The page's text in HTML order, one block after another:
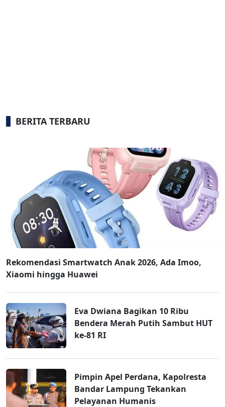
BERITA TERBARU
Rekomendasi Smartwatch Anak 2026, Ada Imoo,
Xiaomi hingga Huawei
Eva Dwiana Bagikan 10 Ribu
Bendera Merah Putih Sambut HUT
ke-81 RI
Pimpin Apel Perdana, Kapolresta
Bandar Lampung Tekankan
Pelayanan Humanis